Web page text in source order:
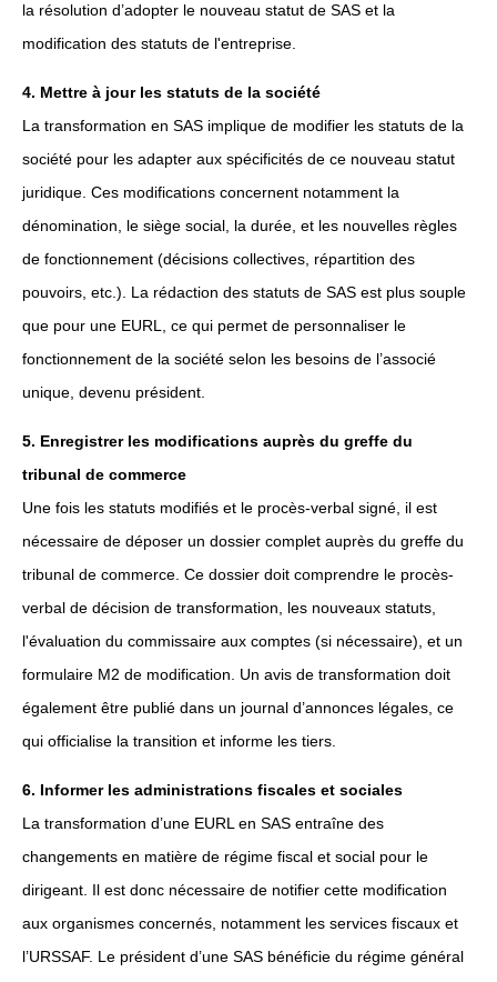
la résolution d’adopter le nouveau statut de SAS et la
modification des statuts de l'entreprise.
4. Mettre à jour les statuts de la société
La transformation en SAS implique de modifier les statuts de la
société pour les adapter aux spécificités de ce nouveau statut
juridique. Ces modifications concernent notamment la
dénomination, le siège social, la durée, et les nouvelles règles
de fonctionnement (décisions collectives, répartition des
pouvoirs, etc.). La rédaction des statuts de SAS est plus souple
que pour une EURL, ce qui permet de personnaliser le
fonctionnement de la société selon les besoins de l’associé
unique, devenu président.
5. Enregistrer les modifications auprès du greffe du
tribunal de commerce
Une fois les statuts modifiés et le procès-verbal signé, il est
nécessaire de déposer un dossier complet auprès du greffe du
tribunal de commerce. Ce dossier doit comprendre le procès-
verbal de décision de transformation, les nouveaux statuts,
l'évaluation du commissaire aux comptes (si nécessaire), et un
formulaire M2 de modification. Un avis de transformation doit
également être publié dans un journal d’annonces légales, ce
qui officialise la transition et informe les tiers.
6. Informer les administrations fiscales et sociales
La transformation d’une EURL en SAS entraîne des
changements en matière de régime fiscal et social pour le
dirigeant. Il est donc nécessaire de notifier cette modification
aux organismes concernés, notamment les services fiscaux et
l’URSSAF. Le président d’une SAS bénéficie du régime général